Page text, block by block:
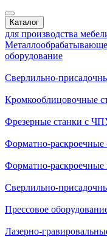
Каталог
для производства
оборудование
Сверлильно-
Кромкооблицовочные
Фрезерные станки с
Форматно-раскроечные
Форматно-
Сверлильно-
Прессовое
Лазерно-